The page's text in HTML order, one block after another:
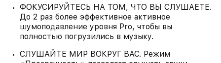
ФОКУСИРУЙТЕСЬ НА ТОМ, ЧТО ВЫ СЛУШАЕТЕ.
До 2 раз более эффективное активное
шумоподавление уровня Pro, чтобы вы
полностью погрузились в музыку.
СЛУШАЙТЕ МИР ВОКРУГ ВАС. Режим